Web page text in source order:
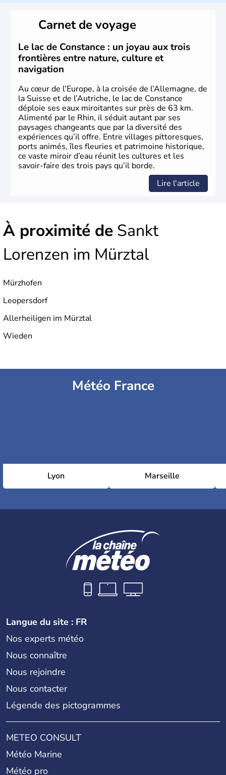
compte aujourd'hui plus de 8 millions d'habitants.
L'Autriche a donné naissance à de nombreux artistes :
Mozart, Schubert, le psychanalyste Freud, Romy
Schneider, Arnold Schwarzenegger, Anton Bruckner,
Gustav Mahler font partie des Autrichiens les plus
marquants de ces dernières décennies.
Carnet de voyage
Le lac de Constance : un joyau aux trois
frontières entre nature, culture et
navigation
Au cœur de l’Europe, à la croisée de l’Allemagne, de
la Suisse et de l’Autriche, le lac de Constance
déploie ses eaux miroitantes sur près de 63 km.
Alimenté par le Rhin, il séduit autant par ses
paysages changeants que par la diversité des
expériences qu’il offre. Entre villages pittoresques,
ports animés, îles fleuries et patrimoine historique,
ce vaste miroir d’eau réunit les cultures et les
savoir-faire des trois pays qu’il borde.
Lire l'article
À proximité de Sankt
Lorenzen im Mürztal
Mürzhofen
Leopersdorf
Allerheiligen im Mürztal
Wieden
Météo France
Lyon Marseille
Langue du site : FR
Nos experts météo
Nous connaître
Nous rejoindre
Nous contacter
Légende des pictogrammes
METEO CONSULT
Météo Marine
Météo pro